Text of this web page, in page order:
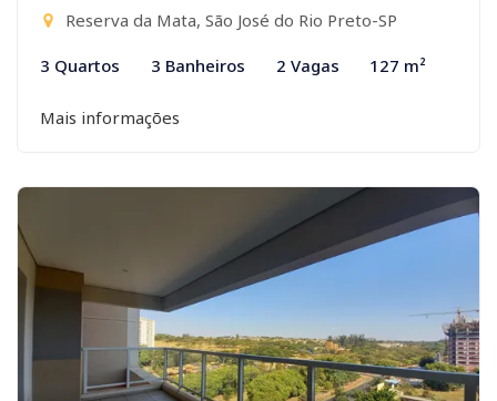
Reserva da Mata, São José do Rio Preto-SP
3 Quartos 3 Banheiros 2 Vagas 127 m²
Mais informações